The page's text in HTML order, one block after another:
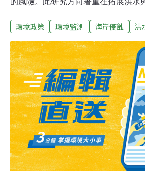
遷部長皮爾遜（Ian Pearson）表示
大的可能性時，就必須開始以不同角
和海岸侵蝕的問題。」這個策略的目
國家和地方重點的方法，來管理風險
和其財產威脅的減輕，與大環境、社
結合。皮爾遜表示，未來將有150萬
為3年裡的6項試驗計劃資金。這6項
岸土地管理合作方法。這個試驗的目
所有人在適應永續海岸管理政策和氣
具，推展埃塞克斯郡海岸土地管理的
農地化。這將在經濟上和環
環境政策 環境監測 海岸侵蝕 洪